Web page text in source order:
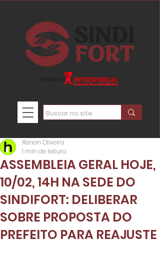
ASSEMBLEIA GERAL HOJE,
10/02, 14H NA SEDE DO
SINDIFORT: DELIBERAR
SOBRE PROPOSTA DO
PREFEITO PARA REAJUSTE
Renan Oliveira
1 min de leitura